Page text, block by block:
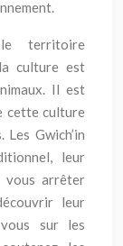
territoire
culture est
Il est
cette culture
Gwich’in
leur
vous arrêter
leur
sur les